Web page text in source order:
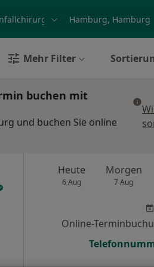
Mehr Filter
buchen mit
und buchen Sie online
Heute
6 Aug
Morgen
7 Aug
Online-